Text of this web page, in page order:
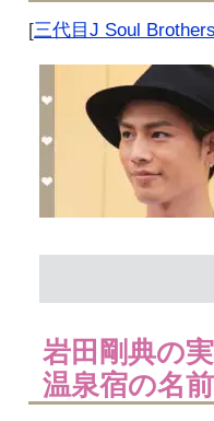
[三代目J Soul
岩田剛典の
温泉宿の名前